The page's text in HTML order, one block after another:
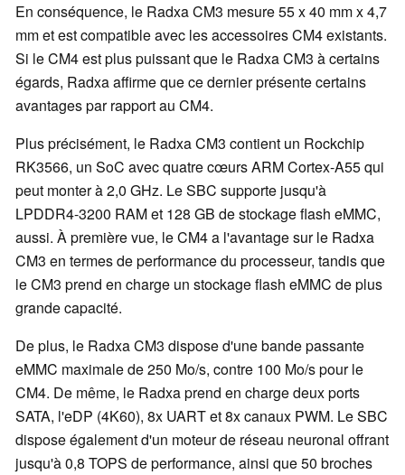
En conséquence, le Radxa CM3 mesure 55 x 40 mm x 4,7
mm et est compatible avec les accessoires CM4 existants.
Si le CM4 est plus puissant que le Radxa CM3 à certains
égards, Radxa affirme que ce dernier présente certains
avantages par rapport au CM4.
Plus précisément, le Radxa CM3 contient un Rockchip
RK3566, un SoC avec quatre cœurs ARM Cortex-A55 qui
peut monter à 2,0 GHz. Le SBC supporte jusqu'à
LPDDR4-3200 RAM et 128 GB de stockage flash eMMC,
aussi. À première vue, le CM4 a l'avantage sur le Radxa
CM3 en termes de performance du processeur, tandis que
le CM3 prend en charge un stockage flash eMMC de plus
grande capacité.
De plus, le Radxa CM3 dispose d'une bande passante
eMMC maximale de 250 Mo/s, contre 100 Mo/s pour le
CM4. De même, le Radxa prend en charge deux ports
SATA, l'eDP (4K60), 8x UART et 8x canaux PWM. Le SBC
dispose également d'un moteur de réseau neuronal offrant
jusqu'à 0,8 TOPS de performance, ainsi que 50 broches